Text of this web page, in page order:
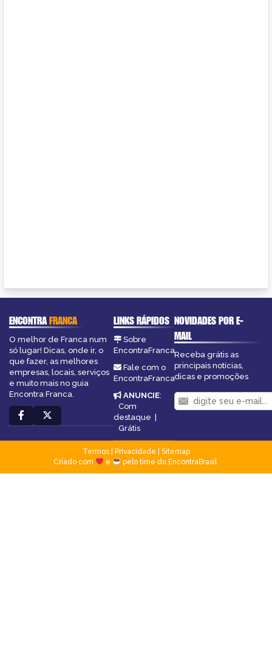
ENCONTRAFRANCA
O melhor de Franca num
só lugar! Dicas, onde ir, o
que fazer, as melhores
empresas, locais, serviços
e muito mais no guia
Encontra Franca.
LINKS RÁPIDOS
Sobre
EncontraFranca
Fale com o
EncontraFranca
ANUNCIE:
Com
destaque
Grátis
NOVIDADES POR E-
MAIL
Receba grátis as
principais notícias,
dicas e promoções
Termos| Privacidade
Sitemap
Criado com
e pelo time do EncontraBrasil